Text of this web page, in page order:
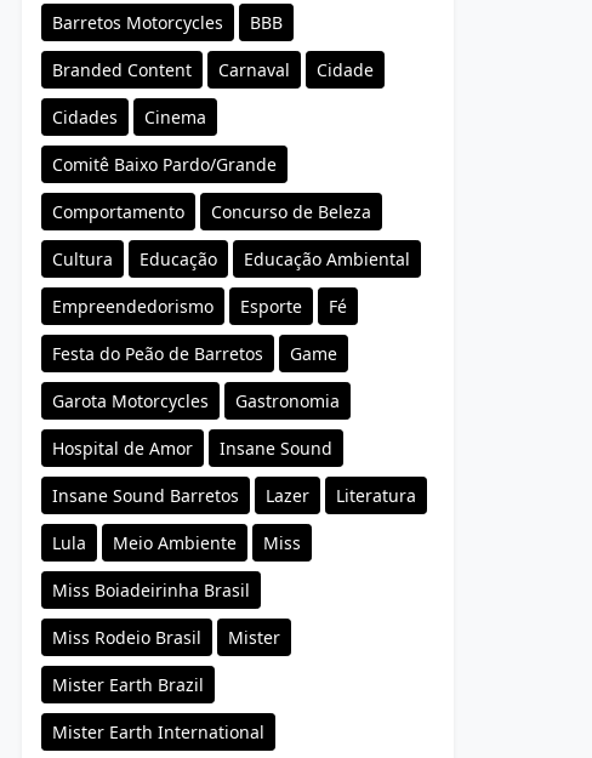
Barretos Motorcycles BBB
Branded Content Carnaval Cidade
Cidades Cinema
Comitê Baixo Pardo/Grande
Comportamento Concurso de Beleza
Cultura Educação Educação Ambiental
Empreendedorismo Esporte Fé
Festa do Peão de Barretos Game
Garota Motorcycles Gastronomia
Hospital de Amor Insane Sound
Insane Sound Barretos Lazer Literatura
Lula Meio Ambiente Miss
Miss Boiadeirinha Brasil
Miss Rodeio Brasil Mister
Mister Earth Brazil
Mister Earth International